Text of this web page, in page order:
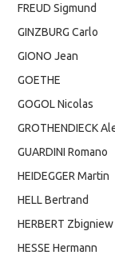
FREUD Sigmund
GINZBURG Carlo
GIONO Jean
GOETHE
GOGOL Nicolas
GROTHENDIECK
GUARDINI Romano
HEIDEGGER Martin
HELL Bertrand
HERBERT Zbigniew
HESSE Hermann